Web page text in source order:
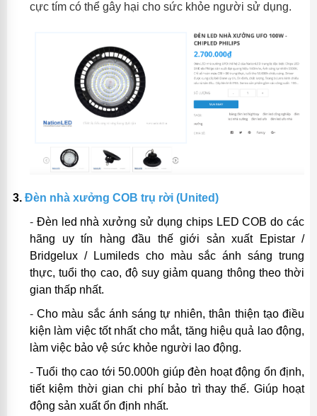
cực tím có thể gây hại cho sức khỏe người sử dụng.
3. Đèn nhà xưởng COB trụ rời (United)
- Đèn led nhà xưởng sử dụng chips LED COB do các
hãng uy tín hàng đầu thế giới sản xuất Epistar /
Bridgelux / Lumileds cho màu sắc ánh sáng trung
thực, tuổi thọ cao, độ suy giảm quang thông theo thời
gian thấp nhất.
-Cho màu sắc ánh sáng tự nhiên, thân thiện tạo điều
kiện làm việc tốt nhất cho mắt, tăng hiệu quả lao động,
làm việc bảo vệ sức khỏe người lao động.
-Tuổi thọ cao tới 50.000h giúp đèn hoạt động ổn định,
tiết kiệm thời gian chi phí bảo trì thay thế. Giúp hoạt
động sản xuất ổn định nhất.